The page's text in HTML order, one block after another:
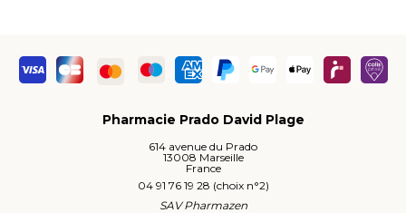
Pharmacie Prado David Plage
614 avenue du Prado
13008 Marseille
France
04 91 76 19 28 (choix n°2)
SAV Pharmazen